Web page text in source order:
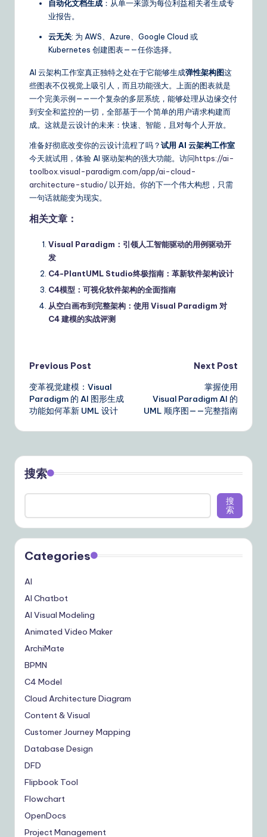
自动化文档生成 ：从单一来源为每位利益相关者生成专
业报告。
云无关: 为 AWS、Azure、Google Cloud 或
Kubernetes 创建图表——任你选择。
AI 云架构工作室真正独特之处在于它能够生成弹性架构图这
些图表不仅视觉上吸引人，而且功能强大。上面的图表就是
一个完美示例——一个复杂的多层系统，能够处理从边缘交付
到安全和监控的一切，全部基于一个简单的用户请求构建而
成。这就是云设计的未来：快速、智能，且对每个人开放。
准备好彻底改变你的云设计流程了吗？试用 AI 云架构工作室
今天就试用，体验 AI 驱动架构的强大功能。访问https://ai-
toolbox.visual-paradigm.com/app/ai-cloud-
architecture-studio/ 以开始。你的下一个伟大构想，只需
一句话就能变为现实。
相关文章：
Visual Paradigm：引领人工智能驱动的用例驱动开
发
C4-PlantUML Studio终极指南：革新软件架构设计
C4模型：可视化软件架构的全面指南
从空白画布到完整架构：使用 Visual Paradigm 对
C4 建模的实战评测
Post
navigation
Previous Post
变革视觉建模：Visual
Paradigm 的 AI 图形生成
功能如何革新 UML 设计
Next Post
掌握使用
Visual Paradigm AI 的
UML 顺序图——完整指南
搜索
搜
索
Categories
AI
AI Chatbot
AI Visual Modeling
Animated Video Maker
ArchiMate
BPMN
C4 Model
Cloud Architecture Diagram
Content & Visual
Customer Journey Mapping
Database Design
DFD
Flipbook Tool
Flowchart
OpenDocs
Project Management